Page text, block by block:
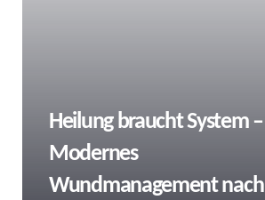
Heilung braucht System –
Modernes
Wundmanagement nach